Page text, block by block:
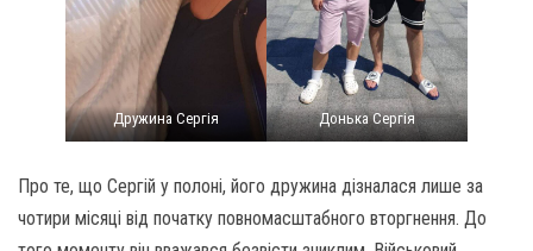
Дружина Сергія Донька Сергія
Про те, що Сергій у полоні, його дружина дізналася лише за
чотири місяці від початку повномасштабного вторгнення. До